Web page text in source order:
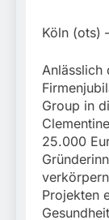
Köln (ots)
Anlässlich
Group in
25.000
Projekten